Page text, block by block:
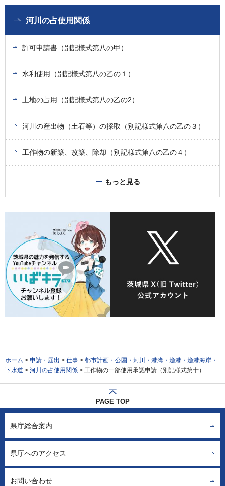
河川の占使用関係
許可申請書（別記様式第八の甲）
水利使用（別記様式第八の乙の１）
土地の占用（別記様式第八の乙の2）
河川の産出物（土石等）の採取（別記様式第八の乙の３）
工作物の新築、改築、除却（別記様式第八の乙の４）
もっと見る
ホーム > 申請・届出 > 仕事 > 都市計画・公園・河川・港湾・漁港・漁港海岸・
下水道 > 河川の占使用関係 > 工作物の一部使用承認申請（別記様式第十）
PAGE TOP
県庁総合案内
県庁へのアクセス
お問い合わせ